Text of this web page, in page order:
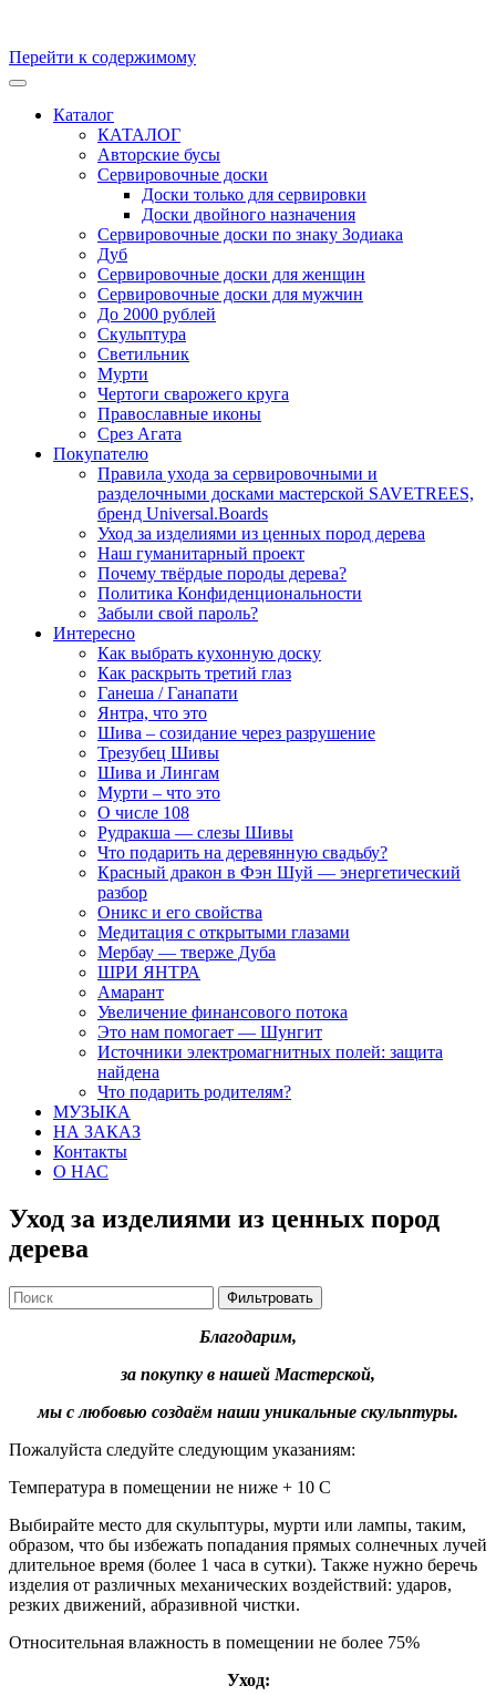
Перейти к содержимому
Скульптуры и предметы интерьера из ценных пород дерева.
Производство и продажа. Уникальные товары, для
удивительных персон
Каталог
КАТАЛОГ
Авторские бусы
Сервировочные доски
Доски только для сервировки
Доски двойного назначения
Сервировочные доски по знаку Зодиака
Дуб
Сервировочные доски для женщин
Сервировочные доски для мужчин
До 2000 рублей
Скульптура
Светильник
Мурти
Чертоги сварожего круга
Православные иконы
Срез Агата
Покупателю
Правила ухода за сервировочными и
разделочными досками мастерской SAVETREES,
бренд Universal.Boards
Уход за изделиями из ценных пород дерева
Наш гуманитарный проект
Почему твёрдые породы дерева?
Политика Конфиденциональности
Забыли свой пароль?
Интересно
Как выбрать кухонную доску
Как раскрыть третий глаз
Ганеша / Ганапати
Янтра, что это
Шива – созидание через разрушение
Трезубец Шивы
Шива и Лингам
Мурти – что это
О числе 108
Рудракша — слезы Шивы
Что подарить на деревянную свадьбу?
Красный дракон в Фэн Шуй — энергетический
разбор
Оникс и его свойства
Медитация с открытыми глазами
Мербау — тверже Дуба
ШРИ ЯНТРА
Амарант
Увеличение финансового потока
Это нам помогает — Шунгит
Источники электромагнитных полей: защита
найдена
Что подарить родителям?
МУЗЫКА
НА ЗАКАЗ
Контакты
О НАС
Уход за изделиями из ценных пород
дерева
Фильтровать
Благодарим,
за покупку в нашей Мастерской,
мы с любовью создаём наши уникальные скульптуры.
Пожалуйста следуйте следующим указаниям:
Температура в помещении не ниже + 10 C
Выбирайте место для скульптуры, мурти или лампы, таким,
образом, что бы избежать попадания прямых солнечных лучей
длительное время (более 1 часа в сутки). Также нужно беречь
изделия от различных механических воздействий: ударов,
резких движений, абразивной чистки.
Относительная влажность в помещении не более 75%
Уход: